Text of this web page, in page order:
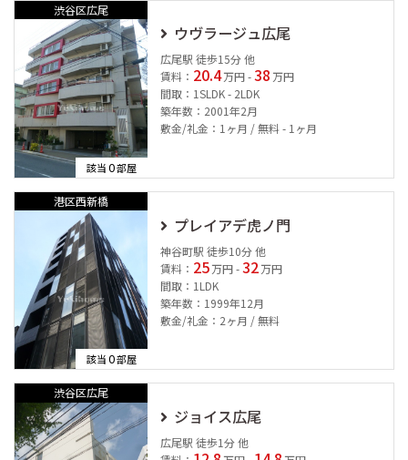
渋谷区広尾
該当0部屋
ウヴラージュ広尾
広尾駅 徒歩15分 他
賃料： 20.4 万円 -38 万円
間取：1SLDK - 2LDK
築年数：2001年2月
敷金/礼金：1ヶ月 / 無料 - 1ヶ月
港区西新橋
該当0部屋
プレイアデ虎ノ門
神谷町駅 徒歩10分 他
賃料： 25 万円 -32 万円
間取：1LDK
築年数：1999年12月
敷金/礼金：2ヶ月 / 無料
渋谷区広尾
ジョイス広尾
広尾駅 徒歩1分 他